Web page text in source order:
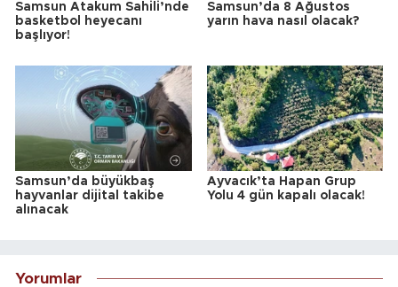
Samsun Atakum Sahili’nde
basketbol heyecanı
başlıyor!
Samsun’da 8 Ağustos
yarın hava nasıl olacak?
Samsun’da büyükbaş
hayvanlar dijital takibe
alınacak
Ayvacık’ta Hapan Grup
Yolu 4 gün kapalı olacak!
Yorumlar